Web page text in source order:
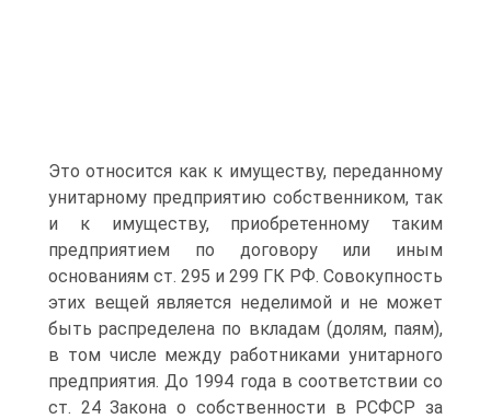
Это относится как к имуществу, переданному
унитарному предприятию собственником, так
и к имуществу, приобретенному таким
предприятием по договору или иным
основаниям ст. 295 и 299 ГК РФ. Совокупность
этих вещей является неделимой и не может
быть распределена по вкладам (долям, паям),
в том числе между работниками унитарного
предприятия. До 1994 года в соответствии со
ст. 24 Закона о собственности в РСФСР за